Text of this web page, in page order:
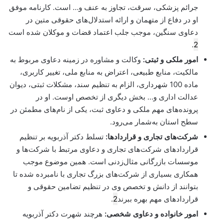
جرائم پزشکی، سرقت، تجاوز به عنف و… است. کارنامه موفق
او در دفاع از متهمان و ارائه استدلال‌های حقوقی متین در
دعاوی سنگین، موجب جلب اعتماد قضات و موکلان شده است
2
.
امور ملکی و ثبتی: وکالت و مشاوره در زمینه دعاوی مربوط به
مالکیت، منابع طبیعی، اعتراض به منابع ملی، تغییر کاربری،
ماده 100 شهرداری، الزام به تنظیم سند، مشکلات ثبتی، دیوان
عدالت اداری و… بخش دیگری از تخصص اوست. او در
پرونده‌های مهم ملکی و دعاوی ثبت، یکی از نام‌های مطمئن در
سطح استان به‌شمار می‌رود.
شرکت‌های تجاری و قراردادها: تسلط دکتر آذربویه بر تنظیم
قراردادهای شرکت‌های تجاری و دعاوی مرتبط با شرکت‌ها و
موسسات بازرگانی مثال‌زدنی است. همین موضوع موجب
همکاری بسیاری از شرکت‌های بزرگ تجاری با نامبرده شده تا
بتوانند از دانش و تخصص وی در تنظیم تضامین حقوقی و
قراردادهای مهم بهره ببرند2
.
امور خانواده و دعاوی شخصی: هرچند شهرت دکتر آذربویه